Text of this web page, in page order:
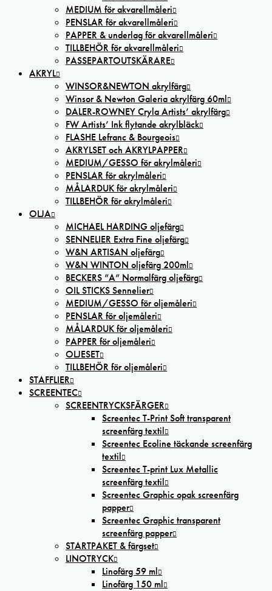
MEDIUM för akvarellmåleri
PENSLAR för akvarellmåleri
PAPPER & underlag för akvarellmåleri
TILLBEHÖR för akvarellmåleri
PASSEPARTOUTSKÄRARE
AKRYL
WINSOR&NEWTON akrylfärg
Winsor & Newton Galeria akrylfärg 60ml
DALER-ROWNEY Cryla Artists’ akrylfärg
FW Artists’ Ink flytande akrylbläck
FLASHE Lefranc & Bourgeois
AKRYLSET och AKRYLPAPPER
MEDIUM/GESSO för akrylmåleri
PENSLAR för akrylmåleri
MÅLARDUK för akrylmåleri
TILLBEHÖR för akrylmåleri
OLJA
MICHAEL HARDING oljefärg
SENNELIER Extra Fine oljefärg
W&N ARTISAN oljefärg
W&N WINTON oljefärg 200ml
BECKERS ”A” Normalfärg oljefärg
OIL STICKS Sennelier
MEDIUM/GESSO för oljemåleri
PENSLAR för oljemåleri
MÅLARDUK för oljemåleri
PAPPER för oljemåleri
OLJESET
TILLBEHÖR för oljemåleri
STAFFLIER
SCREENTEC
SCREENTRYCKSFÄRGER
Screentec T-Print Soft transparent
screenfärg textil
Screentec Ecoline täckande screenfärg
textil
Screentec T-print Lux Metallic
screenfärg textil
Screentec Graphic opak screenfärg
papper
Screentec Graphic transparent
screenfärg papper
STARTPAKET & färgset
LINOTRYCK
Linofärg 59 ml
Linofärg 150 ml